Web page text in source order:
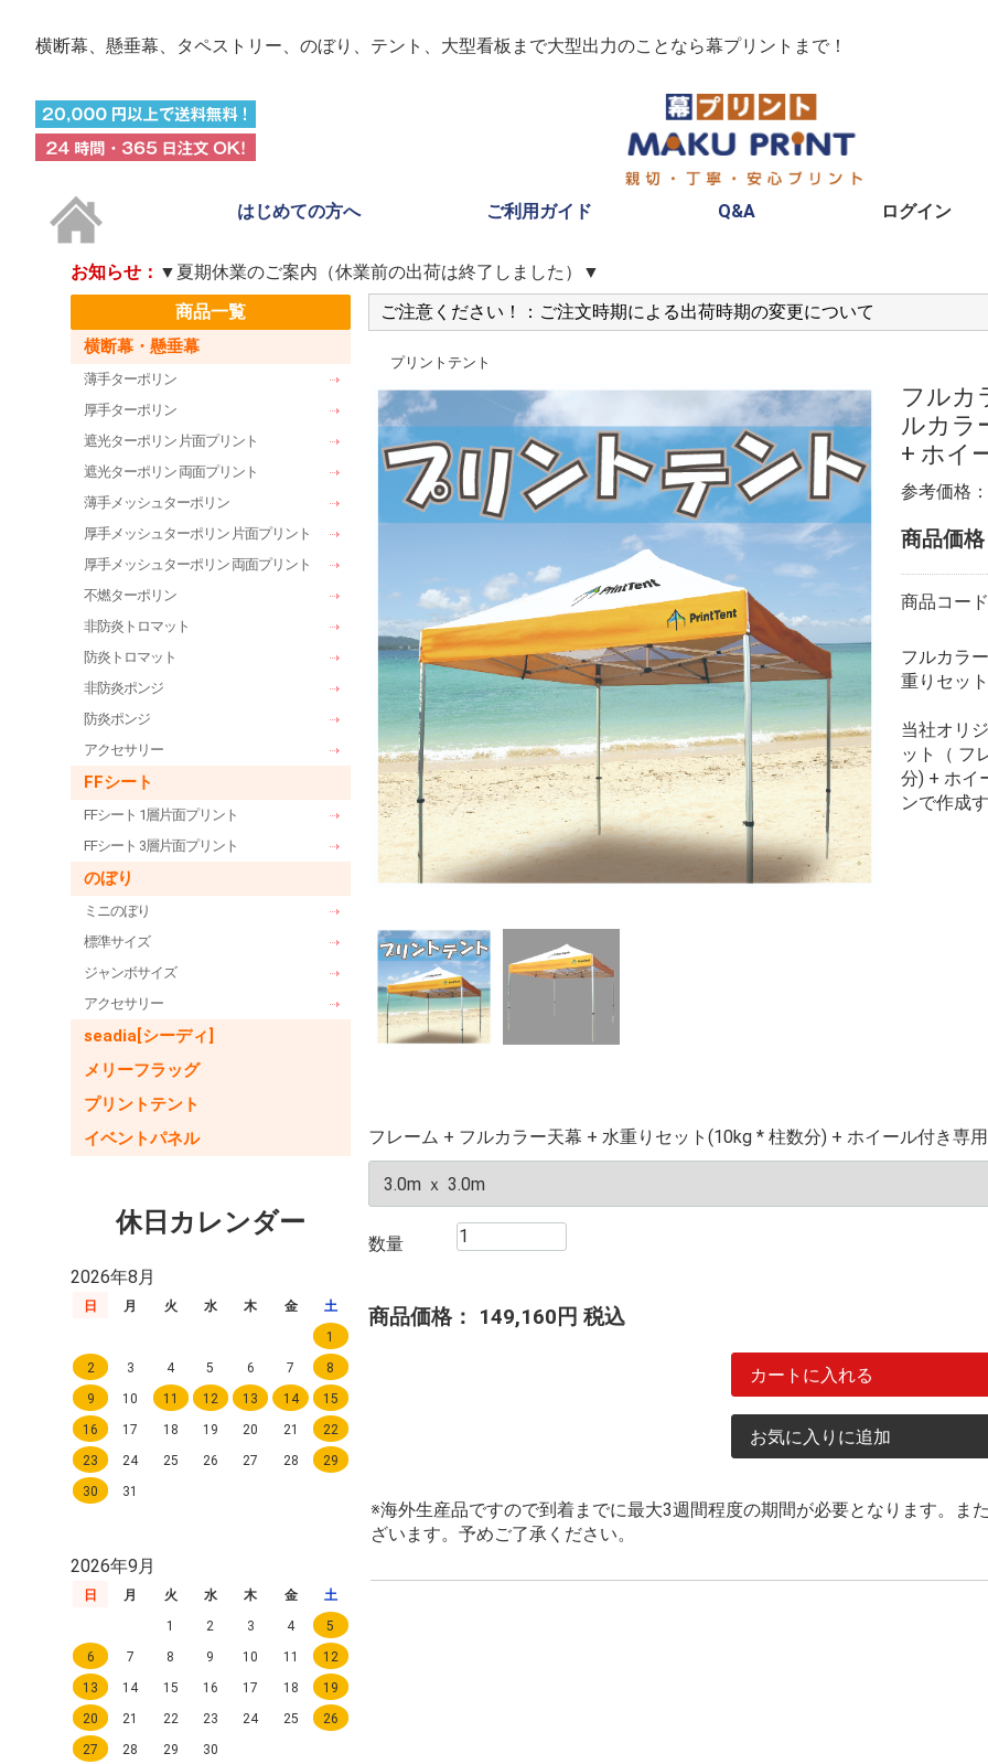
横断幕、懸垂幕、タペストリー、のぼり、テント、 大型看板まで大型出力のことなら幕プリントまで！
はじめての方へ ご利用ガイド Q&A ログイン
お知らせ： ▼夏期休業のご案内（休業前の出荷は終了しました）▼
商品一覧
横断幕・懸垂幕
薄手ターポリン
厚手ターポリン
遮光ターポリン 片面プリント
遮光ターポリン 両面プリント
薄手メッシュターポリン
厚手メッシュターポリン 片面プリント
厚手メッシュターポリン 両面プリント
不燃ターポリン
非防炎トロマット
防炎トロマット
非防炎ポンジ
防炎ポンジ
アクセサリー
FFシート
FFシート 1層片面プリント
FFシート 3層片面プリント
のぼり
ミニのぼり
標準サイズ
ジャンボサイズ
アクセサリー
seadia[シーディ]
メリーフラッグ
プリントテント
イベントパネル
休日カレンダー
2026年8月
日 月 火 水 木 金
土
1
2
3 4 5 6 7
8
9
10 11 12 13 14
15
16
17 18 19 20 21
22
23
24 25 26 27 28
29
30
31
2026年9月
日 月 火 水 木 金
土
1
2 3 4
5
6
7 8 9 10 11
12
13
14 15 16 17 18
19
20
21 22 23 24 25
26
27
28 29 30
ご注意ください！：ご注文時期による出荷時期の変更について
プリントテント
フルカ
ルカラ
+ ホイ
参考価格：
商品価格
商品コード
フルカラ
重りセッ
当社オリ
ット（ フ
分) + ホイ
ンで作成
フレーム + フルカラー天幕 + 水重りセット(10kg * 柱数分) + ホイール付き専
数量
商品価格： 149,160 円 税込
カートに入れる
お気に入りに追加
※海外生産品ですので到着までに最大3週間程度の期間が必要となります。ま
ざいます。予めご了承ください。